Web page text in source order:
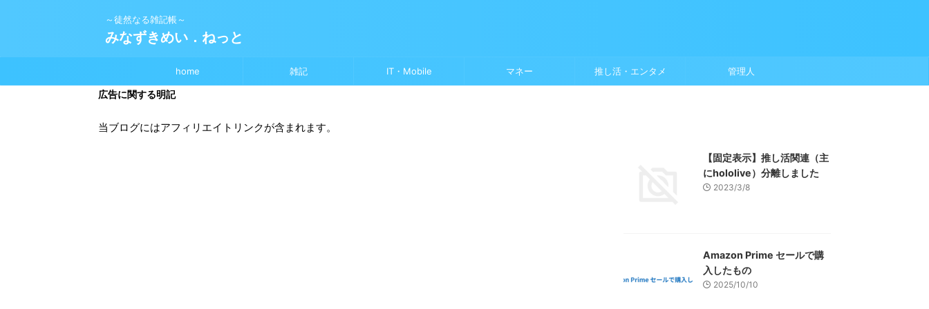
～徒然なる雑記帳～
みなずきめい．ねっと
home 雑記 IT・Mobile マネー 推し活・エンタメ 管理人
広告に関する明記
当ブログにはアフィリエイトリンクが含まれます。
【固定表示】推し活関連（主
にhololive）分離しました
2023/3/8
Amazon Prime セールで購
入したもの
2025/10/10